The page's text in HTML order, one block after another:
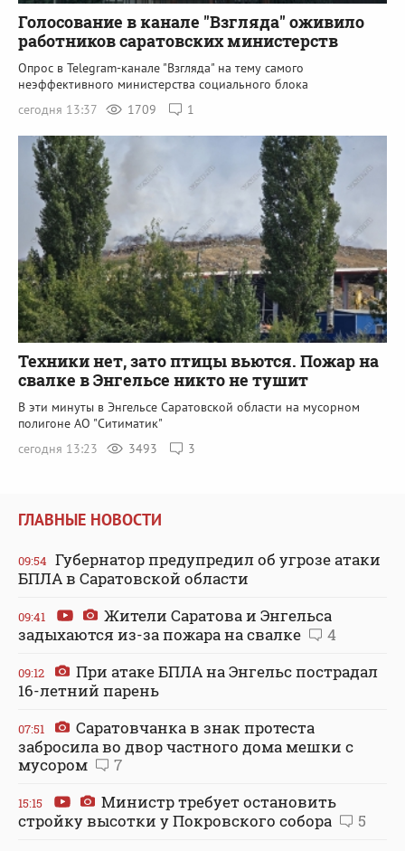
Голосование в канале "Взгляда" оживило
работников саратовских министерств
Опрос в Telegram-канале "Взгляда" на тему самого
неэффективного министерства социального блока
сегодня 13:37
1709 1
Техники нет, зато птицы вьются. Пожар на
свалке в Энгельсе никто не тушит
В эти минуты в Энгельсе Саратовской области на мусорном
полигоне АО "Ситиматик"
сегодня 13:23
3493 3
ГЛАВНЫЕ НОВОСТИ
09:54 Губернатор предупредил об угрозе атаки
БПЛА в Саратовской области
09:41
Жители Саратова и Энгельса
задыхаются из-за пожара на свалке
4
09:12
При атаке БПЛА на Энгельс пострадал
16-летний парень
07:51
Саратовчанка в знак протеста
забросила во двор частного дома мешки с
мусором
7
15:15
Министр требует остановить
стройку высотки у Покровского собора
5